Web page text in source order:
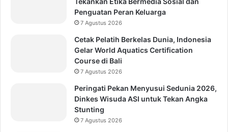
Penguatan Peran Keluarga
7 Agustus 2026
Cetak Pelatih Berkelas Dunia, Indonesia
Gelar World Aquatics Certification
Course di Bali
7 Agustus 2026
Peringati Pekan Menyusui Sedunia 2026,
Dinkes Wisuda ASI untuk Tekan Angka
Stunting
7 Agustus 2026